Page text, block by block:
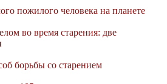
пожилого человека на планете
во время старения: две
борьбы со старением